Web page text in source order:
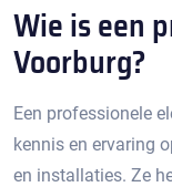
Wie is een
Voorburg?​
Een professionele
kennis en ervaring
en installaties.​ Ze